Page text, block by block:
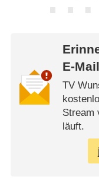
E-Mail
TV
Stream
läuft.